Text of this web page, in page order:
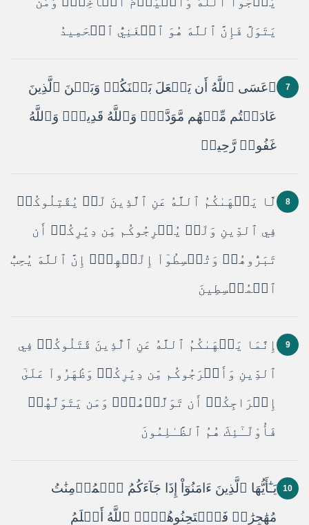
يَتَوَلَّ فَإِنَّ ٱللَّهَ هُوَ ٱلۡغَنِيُّ ٱلۡحَمِيدُ
7
۞عَسَى ٱللَّهُ أَن يَجۡعَلَ بَيۡنَكُمۡ وَبَيۡنَ ٱلَّذِينَ
عَادَيۡتُم مِّنۡهُم مَّوَدَّةٗۚ وَٱللَّهُ قَدِيرٞۚ وَٱللَّهُ
غَفُورٞ رَّحِيمٞ
8
لَّا يَنۡهَىٰكُمُ ٱللَّهُ عَنِ ٱلَّذِينَ لَمۡ يُقَٰتِلُوكُمۡ
فِي ٱلدِّينِ وَلَمۡ يُخۡرِجُوكُم مِّن دِيَٰرِكُمۡ أَن
تَبَرُّوهُمۡ وَتُقۡسِطُوٓاْ إِلَيۡهِمۡۚ إِنَّ ٱللَّهَ يُحِبُّ
ٱلۡمُقۡسِطِينَ
9
إِنَّمَا يَنۡهَىٰكُمُ ٱللَّهُ عَنِ ٱلَّذِينَ قَٰتَلُوكُمۡ فِي
ٱلدِّينِ وَأَخۡرَجُوكُم مِّن دِيَٰرِكُمۡ وَظَٰهَرُواْ عَلَىٰٓ
إِخۡرَاجِكُمۡ أَن تَوَلَّوۡهُمۡۚ وَمَن يَتَوَلَّهُمۡ
فَأُوْلَـٰٓئِكَ هُمُ ٱلظَّـٰلِمُونَ
10
يَـٰٓأَيُّهَا ٱلَّذِينَ ءَامَنُوٓاْ إِذَا جَآءَكُمُ ٱلۡمُؤۡمِنَٰتُ
مُهَٰجِرَٰتٖ فَٱمۡتَحِنُوهُنَّۖ ٱللَّهُ أَعۡلَمُ